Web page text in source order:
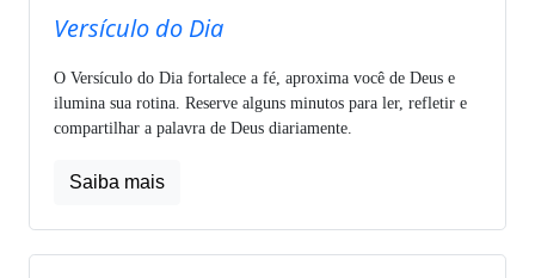
Versículo do Dia
O Versículo do Dia fortalece a fé, aproxima você de Deus e
ilumina sua rotina. Reserve alguns minutos para ler, refletir e
compartilhar a palavra de Deus diariamente.
Saiba mais